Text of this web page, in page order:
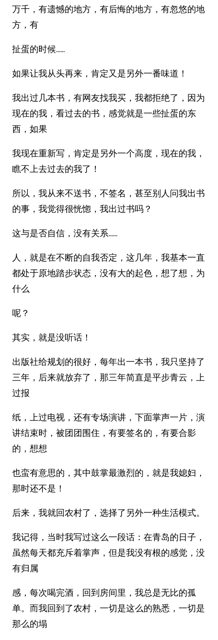
万千，有遗憾的地方，有后悔的地方，有忽悠的地
方，有
扯蛋的时候……
如果让我从头再来，肯定又是另外一番味道！
我出过几本书，有网友找我买，我都拒绝了，因为
现在的我，看过去的书，感觉就是一些扯蛋的东
西，如果
我现在重新写，肯定是另外一个高度，现在的我，
瞧不上去过去的我了！
所以，我从来不送书，不签名，甚至别人问我出书
的事，我觉得很恍惚，我出过书吗？
这与是否自信，没有关系……
人，就是在不断的自我否定，这几年，我基本一直
都处于原地踏步状态，没有大的起色，想了想，为
什么
呢？
其实，就是没听话！
出版社给规划的很好，每年出一本书，我只坚持了
三年，后来就放弃了，那三年简直是平步青云，上
过报
纸，上过电视，还有专场演讲，下面掌声一片，演
讲结束时，被团团围住，有要签名的，有要合影
的，想想
也蛮有意思的，其中鼓掌最激烈的，就是我媳妇，
那时还不是！
后来，我就回农村了，选择了另外一种生活模式。
我记得，当时我写过这么一段话：在青岛的日子，
虽然每天都充斥着掌声，但是我没有根的感觉，没
有归属
感，每次喝完酒，回到房间里，我总是无比的孤
单。而我回到了农村，一切是这么的熟悉，一切是
那么的塌